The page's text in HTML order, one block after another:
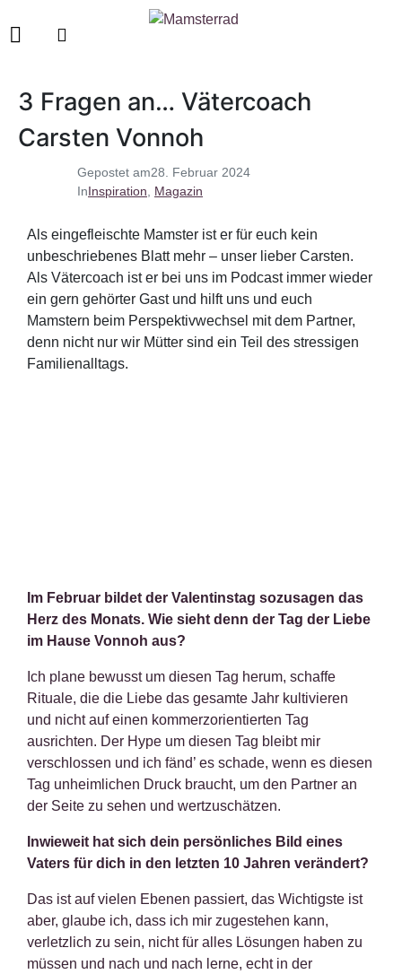
Gepostet am28. Februar 2024
InInspiration Magazin
3 Fragen an… Vätercoach
Carsten Vonnoh
Als eingefleischte Mamster ist er für euch kein
unbeschriebenes Blatt mehr – unser lieber Carsten.
Als Vätercoach ist er bei uns im Podcast immer wieder
ein gern gehörter Gast und hilft uns und euch
Mamstern beim Perspektivwechsel mit dem Partner,
denn nicht nur wir Mütter sind ein Teil des stressigen
Familienalltags.
Im Februar bildet der Valentinstag sozusagen das
Herz des Monats. Wie sieht denn der Tag der Liebe
im Hause Vonnoh aus?
Ich plane bewusst um diesen Tag herum, schaffe
Rituale, die die Liebe das gesamte Jahr kultivieren
und nicht auf einen kommerzorientierten Tag
ausrichten. Der Hype um diesen Tag bleibt mir
verschlossen und ich fänd’ es schade, wenn es diesen
Tag unheimlichen Druck braucht, um den Partner an
der Seite zu sehen und wertzuschätzen.
Inwieweit hat sich dein persönliches Bild eines
Vaters für dich in den letzten 10 Jahren verändert?
Das ist auf vielen Ebenen passiert, das Wichtigste ist
aber, glaube ich, dass ich mir zugestehen kann,
verletzlich zu sein, nicht für alles Lösungen haben zu
müssen und nach und nach lerne, echt in der